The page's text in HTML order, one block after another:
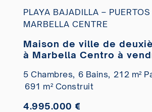
PLAYA BAJADILLA –
MARBELLA CENTRE
Maison de ville de
à Marbella Centro à
5 Chambres, 6 Bains, 212 m²
691 m² Construit
4.995.000 €